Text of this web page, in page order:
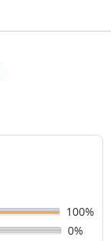
100%
0%